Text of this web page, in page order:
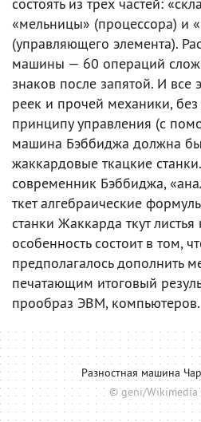
«мельницы» (процессора) и
(управляющего элемента).
машины — 60 операций
знаков после запятой. И все
реек и прочей механики, без
принципу управления (с
машина Бэббиджа должна
жаккардовые ткацкие
современник Бэббиджа,
ткет алгебраические
станки Жаккарда ткут
особенность состоит в том,
предполагалось дополнить
печатающим итоговый
прообраз ЭВМ, компьютеров.
Разностная машина
© geni/Wikimedia